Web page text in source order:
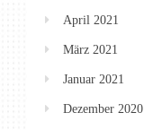
April 2021
März 2021
Januar 2021
Dezember 2020